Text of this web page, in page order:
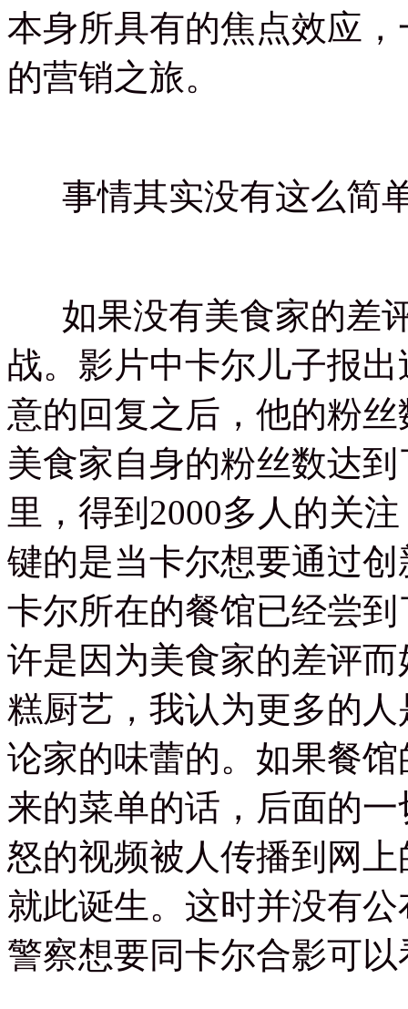
本身所具有的焦点效应
的营销之旅。
事情其实没有这么简
如果没有美食家的差
战。影片中卡尔儿子报
意的回复之后，他的粉
美食家自身的粉丝数达到
里，得到 2000多人的关
键的是当卡尔想要通过
卡尔所在的餐馆已经尝
许是因为美食家的差评
糕厨艺，我认为更多的
论家的味蕾的。如果餐
来的菜单的话，后面的
怒的视频被人传播到网
就此诞生。这时并没有
警察想要同卡尔合影可